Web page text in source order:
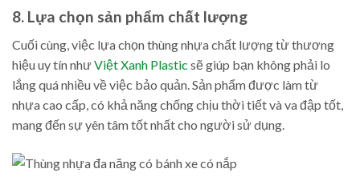
8. Lựa chọn sản phẩm chất lượng
Cuối cùng, việc lựa chọn thùng nhựa chất lượng từ thương
hiệu uy tín nhưViệt Xanh Plastic sẽ giúp bạn không phải lo
lắng quá nhiều về việc bảo quản. Sản phẩm được làm từ
nhựa cao cấp, có khả năng chống chịu thời tiết và va đập tốt,
mang đến sự yên tâm tốt nhất cho người sử dụng.